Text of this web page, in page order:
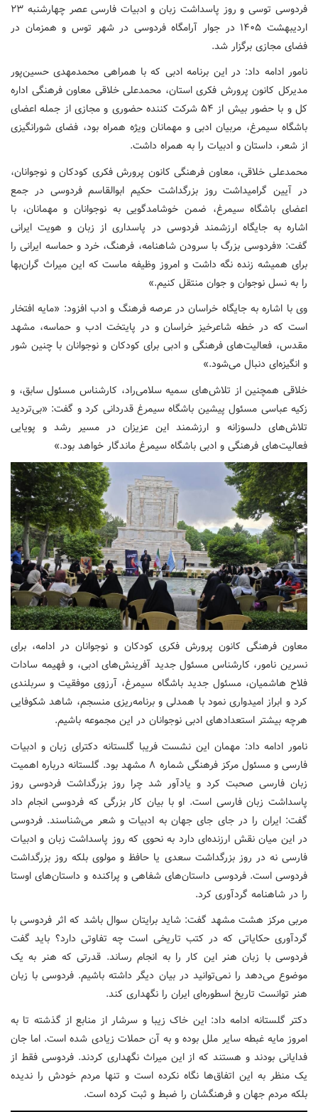
فردوسی توسی و روز پاسداشت زبان و ادبیات فارسی عصر چهارشنبه ۲۳
اردیبهشت ۱۴۰۵ در جوار آرامگاه فردوسی در شهر توس و همزمان در
فضای مجازی برگزار شد.
نامور ادامه داد: در این برنامه ادبی که با همراهی محمدمهدی حسین‌پور
مدیرکل کانون پرورش فکری استان، محمدعلی خلاقی معاون فرهنگی اداره
کل و با حضور بیش از ۵۴ شرکت کننده حضوری و مجازی از جمله اعضای
باشگاه سیمرغ، مربیان ادبی و مهمانان ویژه همراه بود، فضای شورانگیزی
از شعر، داستان و ادبیات را به همراه داشت.
محمدعلی خلاقی، معاون فرهنگی کانون پرورش فکری کودکان و نوجوانان،
در آیین گرامیداشت روز بزرگداشت حکیم ابوالقاسم فردوسی در جمع
اعضای باشگاه سیمرغ، ضمن خوشامدگویی به نوجوانان و مهمانان، با
اشاره به جایگاه ارزشمند فردوسی در پاسداری از زبان و هویت ایرانی
گفت: «فردوسی بزرگ با سرودن شاهنامه، فرهنگ، خرد و حماسه ایرانی را
برای همیشه زنده نگه داشت و امروز وظیفه ماست که این میراث گران‌بها
را به نسل نوجوان و جوان منتقل کنیم.»
وی با اشاره به جایگاه خراسان در عرصه فرهنگ و ادب افزود: «مایه افتخار
است که در خطه شاعرخیز خراسان و در پایتخت ادب و حماسه، مشهد
مقدس، فعالیت‌های فرهنگی و ادبی برای کودکان و نوجوانان با چنین شور
و انگیزه‌ای دنبال می‌شود.»
خلاقی همچنین از تلاش‌های سمیه سلامی‌راد، کارشناس مسئول سابق، و
زکیه عباسی مسئول پیشین باشگاه سیمرغ قدردانی کرد و گفت: «بی‌تردید
تلاش‌های دلسوزانه و ارزشمند این عزیزان در مسیر رشد و پویایی
فعالیت‌های فرهنگی و ادبی باشگاه سیمرغ ماندگار خواهد بود.»
معاون فرهنگی کانون پرورش فکری کودکان و نوجوانان در ادامه، برای
نسرین نامور، کارشناس مسئول جدید آفرینش‌های ادبی، و فهیمه سادات
فلاح هاشمیان، مسئول جدید باشگاه سیمرغ، آرزوی موفقیت و سربلندی
کرد و ابراز امیدواری نمود با همدلی و برنامه‌ریزی منسجم، شاهد شکوفایی
هرچه بیشتر استعدادهای ادبی نوجوانان در این مجموعه باشیم.
نامور ادامه داد: مهمان این نشست فریبا گلستانه دکترای زبان و ادبیات
فارسی و مسئول مرکز فرهنگی شماره ۸ مشهد بود. گلستانه درباره اهمیت
زبان فارسی صحبت کرد و یادآور شد چرا روز بزرگداشت فردوسی روز
پاسداشت زبان فارسی است. او با بیان کار بزرگی که فردوسی انجام داد
گفت: ایران را در جای جای جهان به ادبیات و شعر می‌شناسند. فردوسی
در این میان نقش ارزنده‌ای دارد به نحوی که روز پاسداشت زبان و ادبیات
فارسی نه در روز بزرگداشت سعدی یا حافظ و مولوی بلکه روز بزرگداشت
فردوسی است. فردوسی داستان‌های شفاهی و پراکنده و داستان‌های اوستا
را در شاهنامه گردآوری کرد.
مربی مرکز هشت مشهد گفت: شاید برایتان سوال باشد که اثر فردوسی با
گردآوری حکایاتی که در کتب تاریخی است چه تفاوتی دارد؟ باید گفت
فردوسی با زبان هنر این کار را به انجام رساند. قدرتی که هنر به یک
موضوع می‌دهد را نمی‌توانید در بیان دیگر داشته باشیم. فردوسی با زبان
هنر توانست تاریخ اسطوره‌ای ایران را نگهداری کند.
دکتر گلستانه ادامه داد: این خاک زیبا و سرشار از منابع از گذشته تا به
امروز مایه غبطه سایر ملل بوده و به آن حملات زیادی شده است. اما جان
فدایانی بودند و هستند که از این میراث نگهداری کردند. فردوسی فقط از
یک منظر به این اتفاق‌ها نگاه نکرده است و تنها مردم خودش را ندیده
بلکه مردم جهان و فرهنگشان را ضبط و ثبت کرده است.